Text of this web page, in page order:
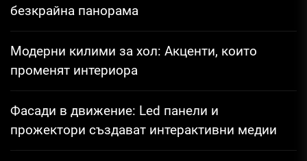
безкрайна панорама
Модерни килими за хол: Акценти, които
променят интериора
Фасади в движение: Led панели и
прожектори създават интерактивни медии